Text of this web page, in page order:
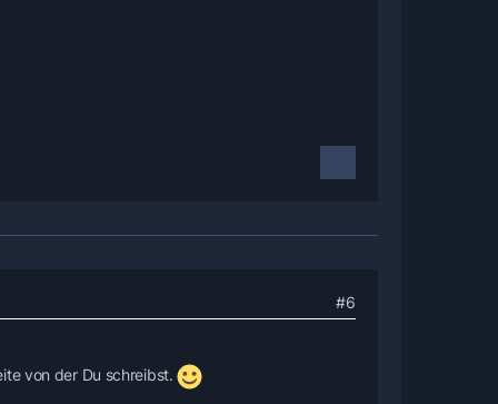
#6
von der Du schreibst.